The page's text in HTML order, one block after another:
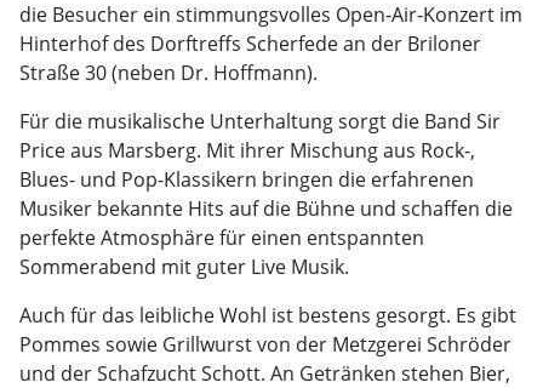
die Besucher ein stimmungsvolles Open-Air-Konzert im
Hinterhof des Dorftreffs Scherfede an der Briloner
Straße 30 (neben Dr. Hoffmann).
Für die musikalische Unterhaltung sorgt die Band Sir
Price aus Marsberg. Mit ihrer Mischung aus Rock-,
Blues- und Pop-Klassikern bringen die erfahrenen
Musiker bekannte Hits auf die Bühne und schaffen die
perfekte Atmosphäre für einen entspannten
Sommerabend mit guter Live Musik.
Auch für das leibliche Wohl ist bestens gesorgt. Es gibt
Pommes sowie Grillwurst von der Metzgerei Schröder
und der Schafzucht Schott. An Getränken stehen Bier,